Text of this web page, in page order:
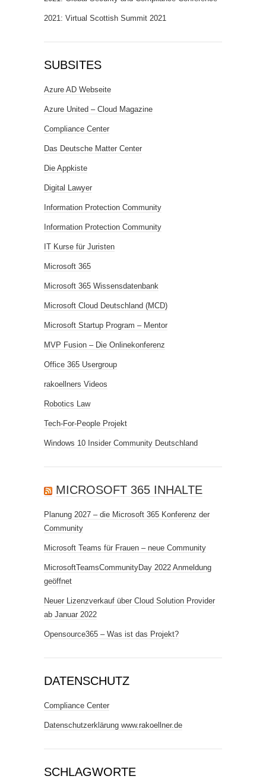
2021: Virtual Scottish Summit 2021
SUBSITES
Azure AD Webseite
Azure United – Cloud Magazine
Compliance Center
Das Deutsche Matter Center
Die Appkiste
Digital Lawyer
Information Protection Community
Information Protection Community
IT Kurse für Juristen
Microsoft 365
Microsoft 365 Wissensdatenbank
Microsoft Cloud Deutschland (MCD)
Microsoft Startup Program – Mentor
MVP Fusion – Die Onlinekonferenz
Office 365 Usergroup
rakoellners Videos
Robotics Law
Tech-For-People Projekt
Windows 10 Insider Community Deutschland
MICROSOFT 365 INHALTE
Planung 2027 – die Microsoft 365 Konferenz der
Community
Microsoft Teams für Frauen – neue Community
MicrosoftTeamsCommunityDay 2022 Anmeldung
geöffnet
Neuer Lizenzverkauf über Cloud Solution Provider
ab Januar 2022
Opensource365 – Was ist das Projekt?
DATENSCHUTZ
Compliance Center
Datenschutzerklärung www.rakoellner.de
SCHLAGWORTE